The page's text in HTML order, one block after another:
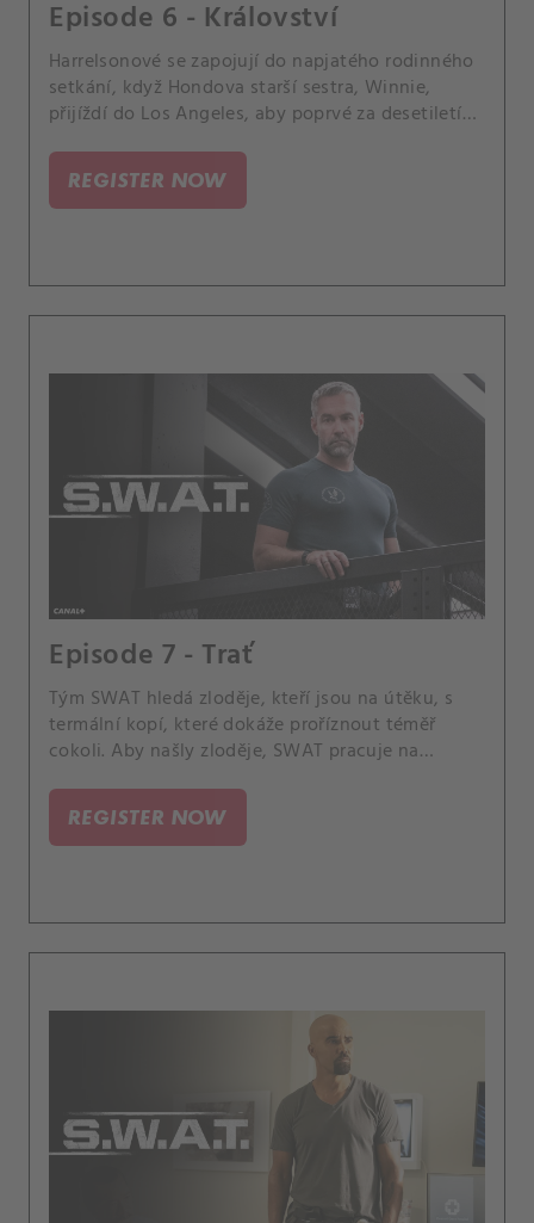
Episode 6 - Království
Harrelsonové se zapojují do napjatého rodinného
setkání, když Hondova starší sestra, Winnie,
přijíždí do Los Angeles, aby poprvé za desetiletí
uneseného aktivistu za lidská práva na Blízkém
východě.
REGISTER NOW
Episode 7 - Trať
Tým SWAT hledá zloděje, kteří jsou na útěku, s
termální kopí, které dokáže proříznout téměř
cokoli. Aby našly zloděje, SWAT pracuje na
REGISTER NOW